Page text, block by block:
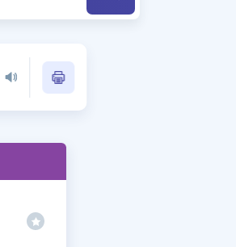
Kitaplara Özel Fırsatlar
Tüm Sınavlarla İlgili Haberler
Gramer
ve Konu Anlatımı